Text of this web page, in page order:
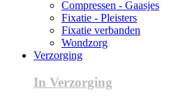
Compressen - Gaasjes
Fixatie - Pleisters
Fixatie verbanden
Wondzorg
Verzorging
In Verzorging